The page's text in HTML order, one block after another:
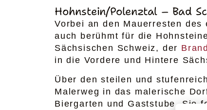
Hohnstein/Polenztal – Bad
Vorbei an den Mauerresten des
auch berühmt für die
Sächsischen Schweiz, der
in die Vordere und Hintere
Über den steilen und
Maler­weg in das malerische
Biergarten und Gaststube. Sie